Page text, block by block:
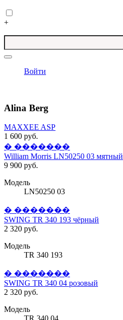
+
Войти
Alina Berg
MAXXEE ASP
1 600 руб.
� �������
William Morris LN50250 03 мятный
9 900 руб.
Модель
LN50250 03
� �������
SWING TR 340 193 чёрный
2 320 руб.
Модель
TR 340 193
� �������
SWING TR 340 04 розовый
2 320 руб.
Модель